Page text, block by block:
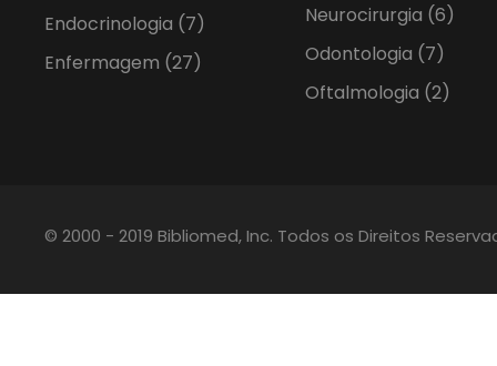
Endocrinologia (7)
Enfermagem (27)
Neurocirurgia (6)
Odontologia (7)
Oftalmologia (2)
© 2000 - 2019 Bibliomed, Inc. Todos os Direitos